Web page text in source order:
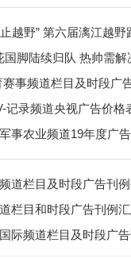
越野” 第六届漓江越野
国脚陆续归队 热帅需解
事频道栏目及时段广
记录频道央视广告价格
事农业频道19年度广
道栏目及时段广告刊
栏目和时段广告刊例
际频道栏目及时段广